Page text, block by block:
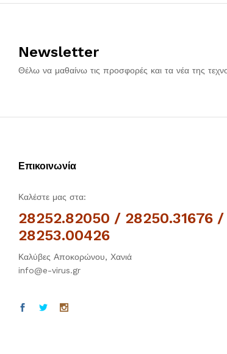
Newsletter
Θέλω να μαθαίνω τις προσφορές και τα νέα της
Επικοινωνία
Καλέστε μας στα:
28252.82050 / 28250.31676 /
28253.00426
Καλύβες Αποκορώνου, Χανιά
info@e-virus.gr